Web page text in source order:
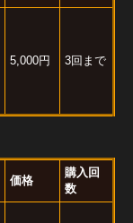
5,000円 3回まで
価格
購入回
数